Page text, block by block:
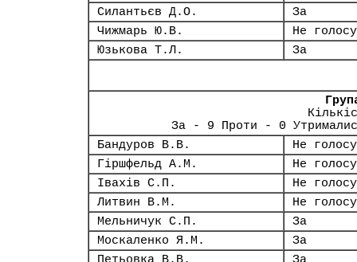
Силантьєв Д.О.
За
Чижмарь Ю.В.
Не
Юзькова Т.Л.
За
За - 9 Проти - 0
Бандуров В.В.
Не
Гіршфельд А.М.
Не
Івахів С.П.
Не
Литвин В.М.
Не
Мельничук С.П.
За
Москаленко Я.М.
За